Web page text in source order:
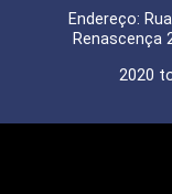
Endereço:
Renascença
2020